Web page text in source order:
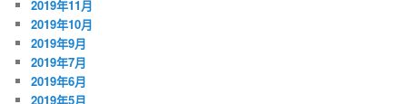
2019年11月
2019年10月
2019年9月
2019年7月
2019年6月
2019年5月